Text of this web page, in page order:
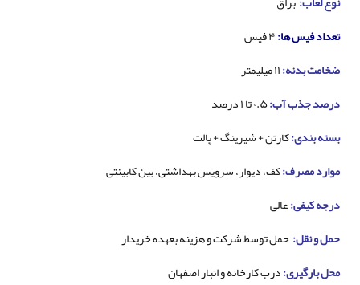
تعداد فیس ها:
ضخامت بدنه:
درصد جذب آب:
بسته بندی:کارتن + شیرینگ + پالت
موارد مصرف:کف، دیوار، سرویس بهداشتی، بین کابینتی
درجه کیفی:عالی
حمل و نقل: حمل توسط شرکت و هزینه بعهده خریدار
محل بارگیری:درب کارخانه و انبار اصفهان